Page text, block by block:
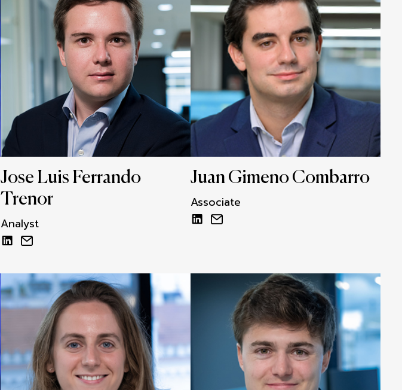
Jose Luis Ferrando
Trenor
Analyst
Juan Gimeno Combarro
Associate